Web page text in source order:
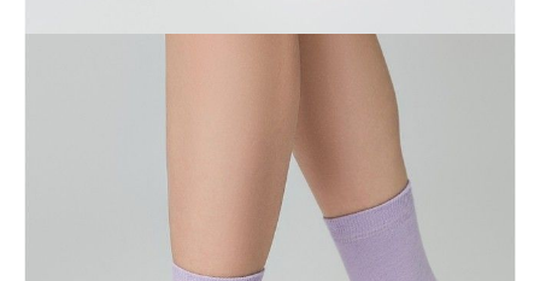
стильно и оригинально, что вам не захочется прятать их под
• станут оригинальным подарком для друзей и близких.
хлопок 64%, полиамид 34%, эластан 2%
Podmiot odpowiedzialny